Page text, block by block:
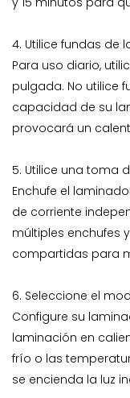
4. Utilice fundas de
Para uso diario,
pulgada. No utilice
capacidad de su
provocará un
5. Utilice una toma
Enchufe el
de corriente
múltiples enchufes
compartidas para
6. Seleccione el
Configure su
laminación en
frío o las
se encienda la luz